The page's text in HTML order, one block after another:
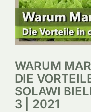
WARUM
DIE
SOLAWI
3 | 2021